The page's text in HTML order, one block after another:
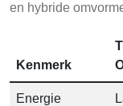
en hybride
Kenmerk
Energie